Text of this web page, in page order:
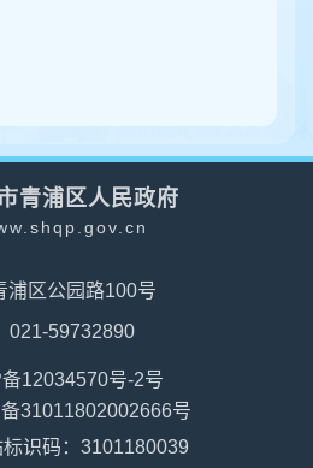
青浦区人民政府
浦区公园路100号
021-59732890
12034570号-2号
31011802002666号
识码：3101180039